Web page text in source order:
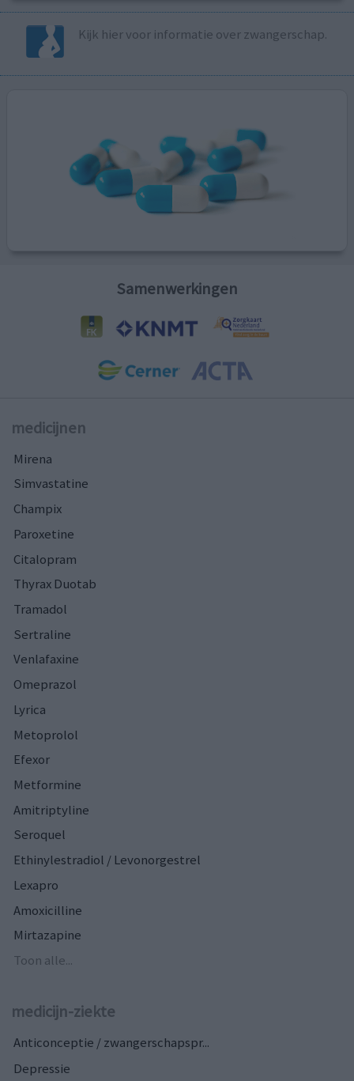
Kijk hier voor informatie over zwangerschap.
Samenwerkingen
medicijnen
Mirena
Simvastatine
Champix
Paroxetine
Citalopram
Thyrax Duotab
Tramadol
Sertraline
Venlafaxine
Omeprazol
Lyrica
Metoprolol
Efexor
Metformine
Amitriptyline
Seroquel
Ethinylestradiol / Levonorgestrel
Lexapro
Amoxicilline
Mirtazapine
Toon alle...
medicijn-ziekte
Anticonceptie / zwangerschapspr...
Depressie